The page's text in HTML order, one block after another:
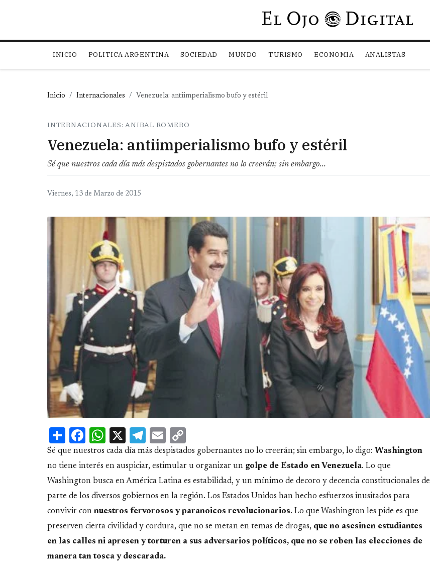
Pasar al contenido principal
INICIO POLITICA ARGENTINA SOCIEDAD MUNDO TURISMO ECONOMIA ANALISTAS
Inicio Internacionales Venezuela: antiimperialismo bufo y estéril
INTERNACIONALES: ANIBAL ROMERO
Venezuela: antiimperialismo bufo y estéril
Sé que nuestros cada día más despistados gobernantes no lo creerán; sin embargo...
Viernes, 13 de Marzo de 2015
ShareFacebook
WhatsApp
X Telegram
Email
Link
Sé que nuestros cada día más despistados gobernantes no lo creerán; sin embargo, lo digo: Washington
no tiene interés en auspiciar, estimular u organizar un golpe de Estado en Venezuela. Lo que
Washington busca en América Latina es estabilidad, y un mínimo de decoro y decencia constitucionales de
parte de los diversos gobiernos en la región. Los Estados Unidos han hecho esfuerzos inusitados para
convivir con nuestros fervorosos y paranoicos revolucionarios. Lo que Washington les pide es que
preserven cierta civilidad y cordura, que no se metan en temas de drogas, que no asesinen estudiantes
en las calles ni apresen y torturen a sus adversarios políticos, que no se roben las elecciones de
manera tan tosca y descarada.